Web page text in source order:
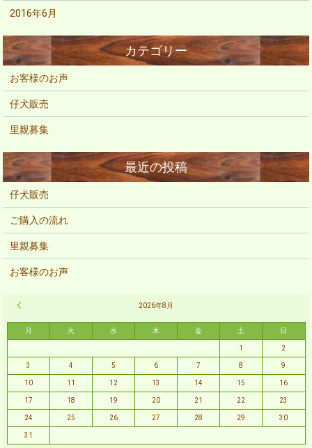
2016年6月
お客様のお声
仔犬販売
里親募集
仔犬販売
ご購入の流れ
里親募集
お客様のお声
2026年8月
月 火 水 木 金 土 日
1 2
3 4 5 6 7 8 9
10 11 12 13 14 15 16
17 18 19 20 21 22 23
24 25 26 27 28 29 30
31